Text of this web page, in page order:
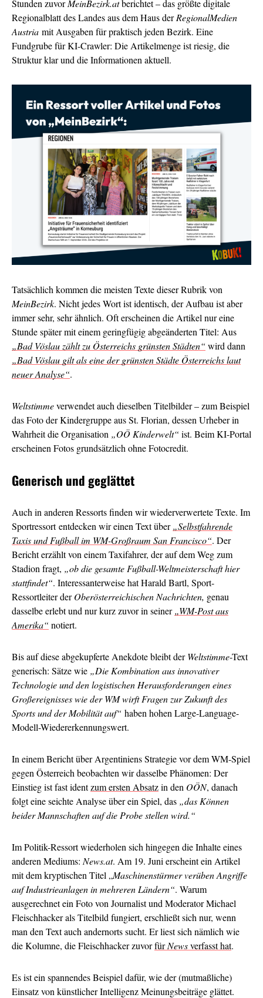
Stunden zuvorMeinBezirk.atberichtet – das größte digitale
Regionalblatt des Landes aus dem Haus derRegionalMedien
Austria mit Ausgaben für praktisch jeden Bezirk. Eine
Fundgrube für KI-Crawler: Die Artikelmenge ist riesig, die
Struktur klar und die Informationen aktuell.
Tatsächlich kommen die meisten Texte dieser Rubrik von
MeinBezirk. Nicht jedes Wort ist identisch, der Aufbau ist aber
immer sehr, sehr ähnlich. Oft erscheinen die Artikel nur eine
Stunde später mit einem geringfügig abgeänderten Titel: Aus
„Bad Vöslau zählt zu Österreichs grünsten Städten“ wird dann
„Bad Vöslau gilt als eine der grünsten Städte Österreichs laut
neuer Analyse“.
Weltstimmeverwendet auch dieselben Titelbilder – zum Beispiel
das Foto der Kindergruppe aus St. Florian, dessen Urheber in
Wahrheit die Organisation „OÖ Kinderwelt“ ist. Beim KI-Portal
erscheinen Fotos grundsätzlich ohne Fotocredit.
Generisch und geglättet
Auch in anderen Ressorts finden wir wiederverwertete Texte. Im
Sportressort entdecken wir einen Text über„Selbstfahrende
Taxis und Fußball im WM-Großraum San Francisco“. Der
Bericht erzählt von einem Taxifahrer, der auf dem Weg zum
Stadion fragt, „ob die gesamte Fußball-Weltmeisterschaft hier
stattfindet“. Interessanterweise hat Harald Bartl, Sport-
Ressortleiter derOberösterreichischen Nachrichten, genau
dasselbe erlebt und nur kurz zuvor in seiner„WM-Post aus
Amerika“ notiert.
Bis auf diese abgekupferte Anekdote bleibt derWeltstimme-Text
generisch: Sätze wie „Die Kombination aus innovativer
Technologie und den logistischen Herausforderungen eines
Großereignisses wie der WM wirft Fragen zur Zukunft des
Sports und der Mobilität auf“ haben hohen Large-Language-
Modell-Wiedererkennungswert.
In einem Bericht über Argentiniens Strategie vor dem WM-Spiel
gegen Österreich beobachten wir dasselbe Phänomen: Der
Einstieg ist fast identzum ersten Absatzin den OÖN, danach
folgt eine seichte Analyse über ein Spiel, das „das Können
beider Mannschaften auf die Probe stellen wird.“
Im Politik-Ressort wiederholen sich hingegen die Inhalte eines
anderen Mediums: News.at. Am 19. Juni erscheint ein Artikel
mit dem kryptischen Titel „Maschinenstürmer verüben Angriffe
auf Industrieanlagen in mehreren Ländern“. Warum
ausgerechnet ein Foto von Journalist und Moderator Michael
Fleischhacker als Titelbild fungiert, erschließt sich nur, wenn
man den Text auch andernorts sucht. Er liest sich nämlich wie
die Kolumne, die Fleischhacker zuvorfürNewsverfasst hat.
Es ist ein spannendes Beispiel dafür, wie der (mutmaßliche)
Einsatz von künstlicher Intelligenz Meinungsbeiträge glättet.